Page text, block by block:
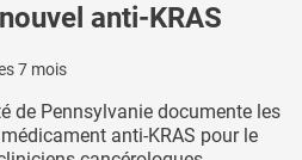
anti-KRAS
7 mois
de Pennsylvanie documente les
anti-KRAS pour le